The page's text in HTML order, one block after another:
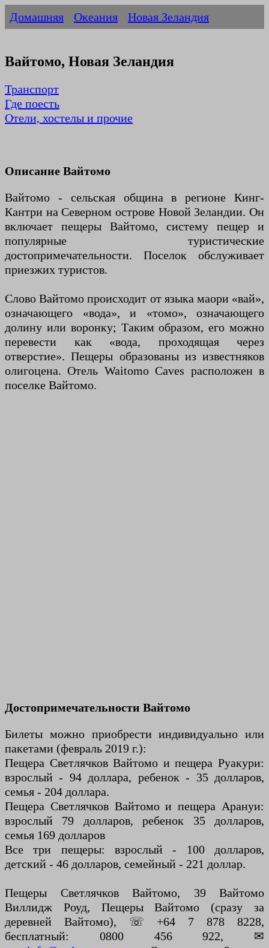
Домашняя Океания Новая Зеландия
Вайтомо, Новая Зеландия
Транспорт
Где поесть
Отели, хостелы и прочие
Описание Вайтомо
Вайтомо - сельская община в регионе Кинг-
Кантри на Северном острове Новой Зеландии. Он
включает пещеры Вайтомо, систему пещер и
популярные туристические
достопримечательности. Поселок обслуживает
приезжих туристов.
Слово Вайтомо происходит от языка маори «вай»,
означающего «вода», и «томо», означающего
долину или воронку; Таким образом, его можно
перевести как «вода, проходящая через
отверстие». Пещеры образованы из известняков
олигоцена. Отель Waitomo Caves расположен в
поселке Вайтомо.
Достопримечательности Вайтомо
Билеты можно приобрести индивидуально или
пакетами (февраль 2019 г.):
Пещера Светлячков Вайтомо и пещера Руакури:
взрослый - 94 доллара, ребенок - 35 долларов,
семья - 204 доллара.
Пещера Светлячков Вайтомо и пещера Арануи:
взрослый 79 долларов, ребенок 35 долларов,
семья 169 долларов
Все три пещеры: взрослый - 100 долларов,
детский - 46 долларов, семейный - 221 доллар.
Пещеры Светлячков Вайтомо, 39 Вайтомо
Виллидж Роуд, Пещеры Вайтомо (сразу за
деревней Вайтомо), ☏ +64 7 878 ​​8228,
бесплатный: 0800 456 922, ✉